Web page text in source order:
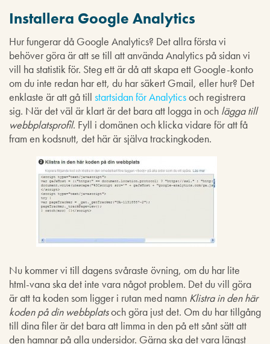
Installera Google Analytics
Hur fungerar då Google Analytics? Det allra första vi
behöver göra är att se till att använda Analytics på sidan vi
vill ha statistik för. Steg ett är då att skapa ett Google-konto
om du inte redan har ett, du har säkert Gmail, eller hur? Det
enklaste är att gå till startsidan för Analyticsoch registrera
sig. När det väl är klart är det bara att logga in och lägga till
webbplatsprofil. Fyll i domänen och klicka vidare för att få
fram en kodsnutt, det här är själva trackingkoden.
Nu kommer vi till dagens svåraste övning, om du har lite
html-vana ska det inte vara något problem. Det du vill göra
är att ta koden som ligger i rutan med namn Klistra in den här
koden på din webbplatsoch göra just det. Om du har tillgång
till dina filer är det bara att limma in den på ett sånt sätt att
den hamnar på alla undersidor. Gärna ska det vara längst